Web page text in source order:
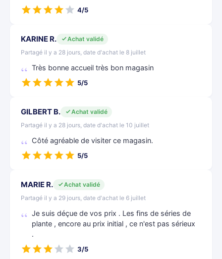
4/5
KARINE R.
Achat validé
Partagé il y a 28 jours, date d'achat le 8 juillet
Très bonne accueil très bon magasin
5/5
GILBERT B.
Achat validé
Partagé il y a 28 jours, date d'achat le 10 juillet
Côté agréable de visiter ce magasin.
5/5
MARIE R.
Achat validé
Partagé il y a 29 jours, date d'achat le 6 juillet
Je suis déçue de vos prix . Les fins de séries de
plante , encore au prix initial , ce n'est pas sérieux
.
3/5